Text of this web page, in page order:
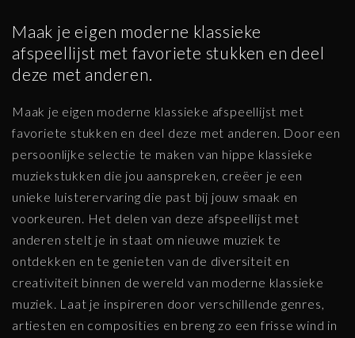
Maak je eigen moderne klassieke
afspeellijst met favoriete stukken en deel
deze met anderen.
Maak je eigen moderne klassieke afspeellijst met
favoriete stukken en deel deze met anderen. Door een
persoonlijke selectie te maken van hippe klassieke
muziekstukken die jou aanspreken, creëer je een
unieke luisterervaring die past bij jouw smaak en
voorkeuren. Het delen van deze afspeellijst met
anderen stelt je in staat om nieuwe muziek te
ontdekken en te genieten van de diversiteit en
creativiteit binnen de wereld van moderne klassieke
muziek. Laat je inspireren door verschillende genres,
artiesten en composities en breng zo een frisse wind in